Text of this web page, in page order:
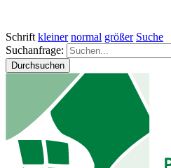
Schrift kleiner normal größer Suche
Suchanfrage:
Durchsuchen